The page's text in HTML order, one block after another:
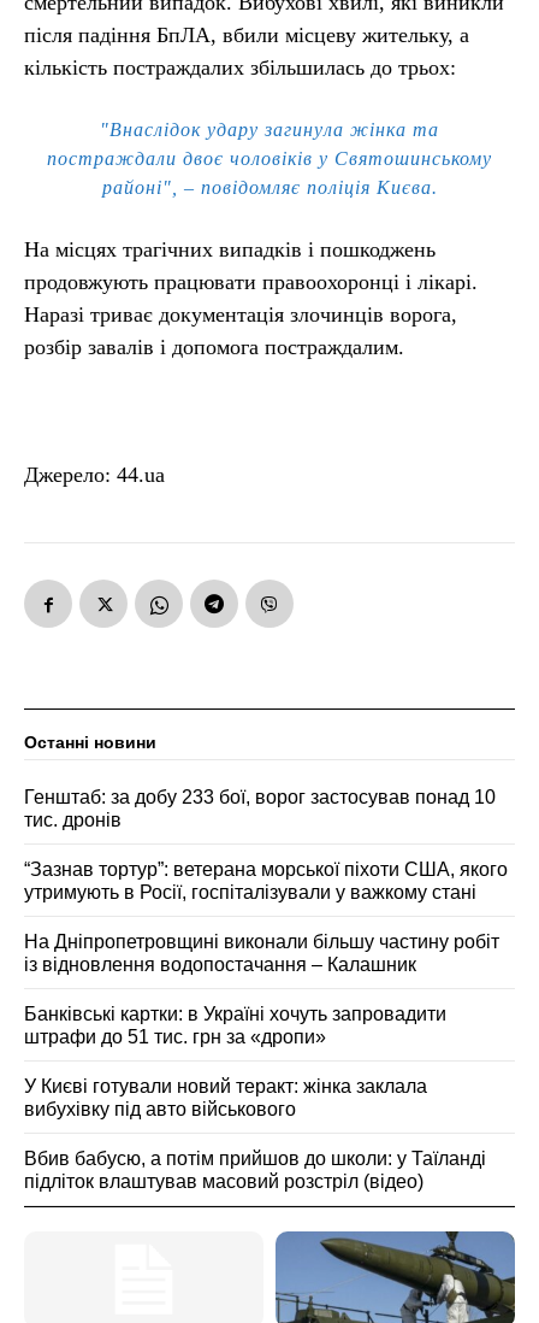
після падіння БпЛА, вбили місцеву жительку, а
кількість постраждалих збільшилась до трьох:
"Внаслідок удару загинула жінка та
постраждали двоє чоловіків у Святошинському
районі", – повідомляє поліція Києва.
На місцях трагічних випадків і пошкоджень
продовжують працювати правоохоронці і лікарі.
Наразі триває документація злочинців ворога,
розбір завалів і допомога постраждалим.
Джерело: 44.ua
Останні новини
Генштаб: за добу 233 бої, ворог застосував понад 10
тис. дронів
“Зазнав тортур”: ветерана морської піхоти США, якого
утримують в Росії, госпіталізували у важкому стані
На Дніпропетровщині виконали більшу частину робіт
із відновлення водопостачання – Калашник
Банківські картки: в Україні хочуть запровадити
штрафи до 51 тис. грн за «дропи»
У Києві готували новий теракт: жінка заклала
вибухівку під авто військового
Вбив бабусю, а потім прийшов до школи: у Таїланді
підліток влаштував масовий розстріл (відео)